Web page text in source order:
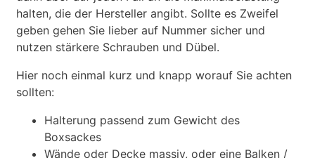
halten, die der Hersteller angibt. Sollte es Zweifel
geben gehen Sie lieber auf Nummer sicher und
nutzen stärkere Schrauben und Dübel.
Hier noch einmal kurz und knapp worauf Sie achten
sollten:
Halterung passend zum Gewicht des
Boxsackes
Wände oder Decke massiv, oder eine Balken /